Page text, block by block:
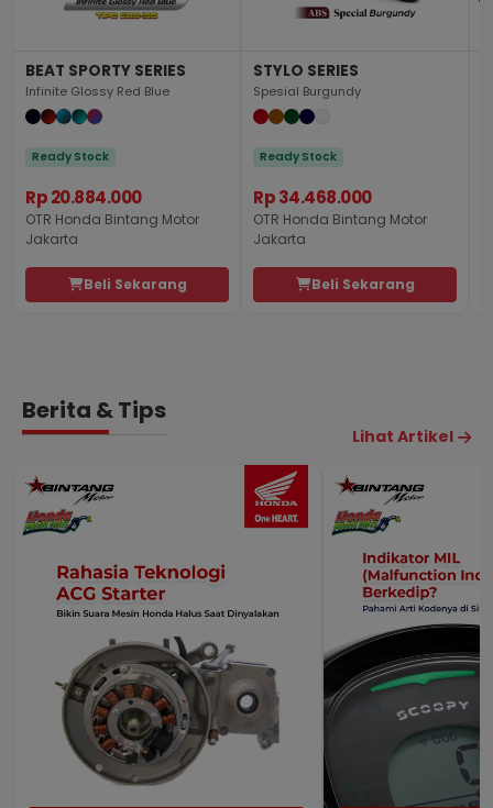
BEAT SPORTY SERIES
Infinite Glossy Red Blue
Ready Stock
Rp 20.884.000
OTR Honda Bintang Motor
Jakarta
Beli Sekarang
STYLO SERIES
Spesial Burgundy
Ready Stock
Rp 34.468.000
OTR Honda Bintang Motor
Jakarta
Beli Sekarang
Berita & Tips
Lihat Artikel